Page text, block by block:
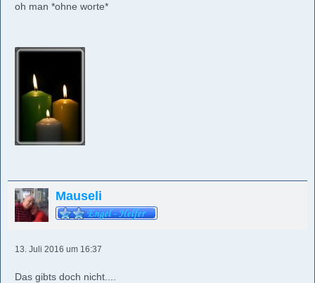
oh man *ohne worte*
Mauseli
13. Juli 2016 um 16:37
Das gibts doch nicht....